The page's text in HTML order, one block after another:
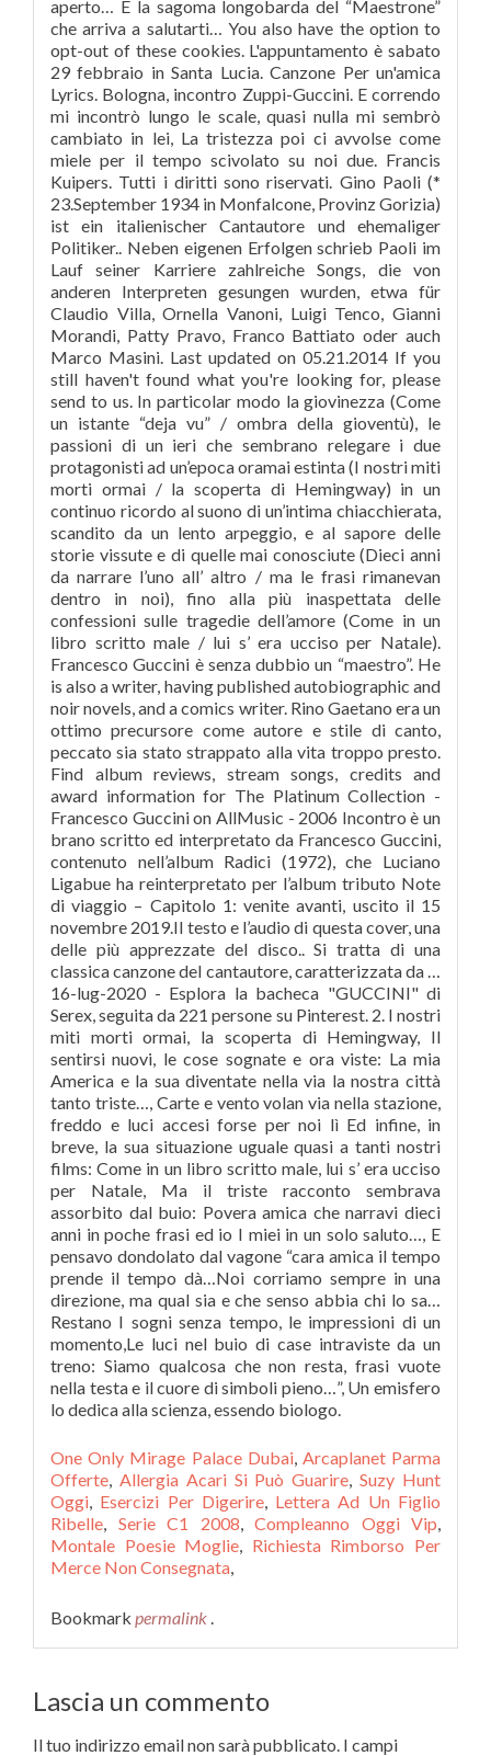
One Only Mirage Palace Dubai, Arcaplanet Parma
Offerte, Allergia Acari Si Può Guarire,Suzy Hunt
Oggi, Esercizi Per Digerire, Lettera Ad Un Figlio
Ribelle, Serie C1 2008, Compleanno Oggi Vip,
Montale Poesie Moglie, Richiesta Rimborso Per
Merce Non Consegnata,
Bookmark permalink .
Lascia un commento
Il tuo indirizzo email non sarà pubblicato. I campi